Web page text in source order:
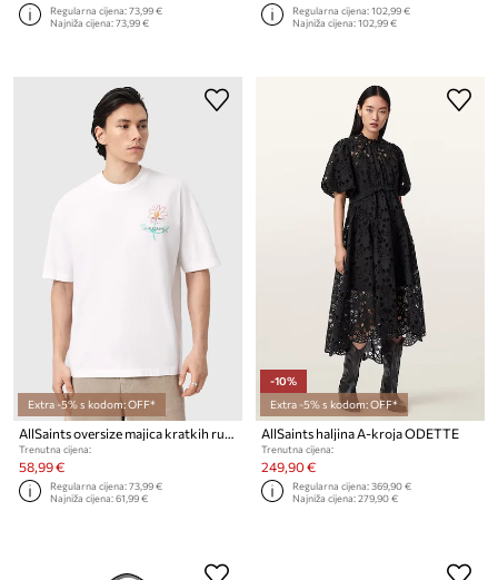
Regularna cijena:73,99 €
Najniža cijena:73,99 €
Regularna cijena:102,99 €
Najniža cijena:102,99 €
Extra -5% s kodom: OFF*
Trenutna cijena:
58,99 €
Regularna cijena:73,99 €
Najniža cijena:61,99 €
-10%
Extra -5% s kodom: OFF*
AllSaints haljina A-kroja ODETTE
Trenutna cijena:
249,90 €
Regularna cijena:369,90 €
Najniža cijena:279,90 €